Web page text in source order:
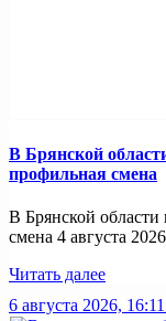
В Брянской
профильная смена
В Брянской области
смена 4 августа
Читать далее
6 августа 2026, 16:11